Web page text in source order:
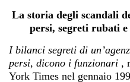
La storia degli scandali
persi, segreti rubati
I bilanci segreti di
persi, dicono i funzionari ,
York Times nel gennaio